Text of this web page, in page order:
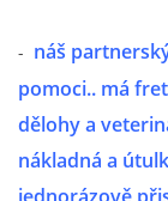
- náš
pomoci.. má
dělohy a
nákladná a